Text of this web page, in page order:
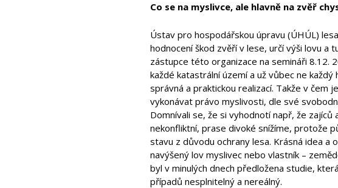
Co se na myslivce, ale hlavně na zvěř
Ústav pro hospodářskou úpravu (ÚHÚL)
hodnocení škod zvěří v lese, určí výši lovu
zástupce této organizace na semináři 8.12.
každé katastrální území a už vůbec ne
správná a praktickou realizací. Takže v čem
vykonávat právo myslivosti, dle své
Domnívali se, že si vyhodnotí např, že
nekonfliktní, prase divoké snížíme, protože
stavu z důvodu ochrany lesa. Krásná idea
navýšený lov myslivec nebo vlastník –
byl v minulých dnech předložena studie,
případů nesplnitelný a nereálný.